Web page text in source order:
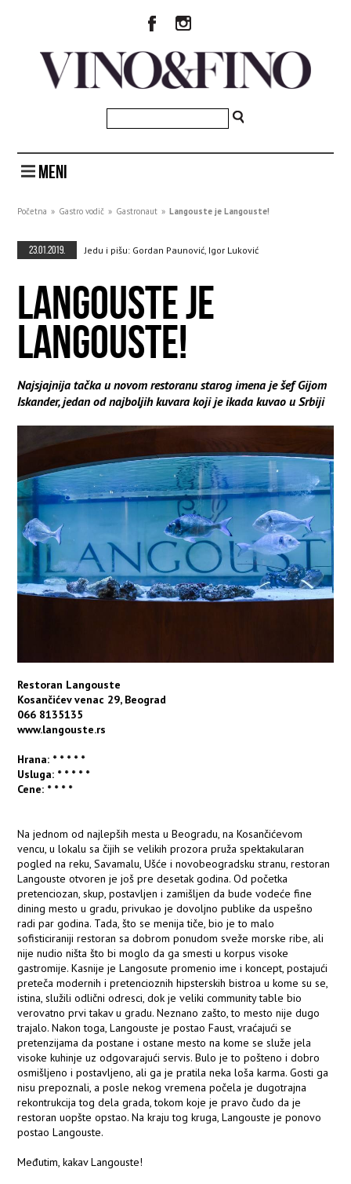
MENI
Početna » Gastro vodič » Gastronaut » Langouste je Langouste!
23.01.2019. Jedu i pišu: Gordan Paunović, Igor Luković
LANGOUSTE JE
LANGOUSTE!
Najsjajnija tačka u novom restoranu starog imena je šef Gijom
Iskander, jedan od najboljih kuvara koji je ikada kuvao u Srbiji
Restoran Langouste
Kosančićev venac 29, Beograd
066 8135135
www.langouste.rs
Hrana: * * * * *
Usluga: * * * * *
Cene: * * * *
Na jednom od najlepših mesta u Beogradu, na Kosančićevom
vencu, u lokalu sa čijih se velikih prozora pruža spektakularan
pogled na reku, Savamalu, Ušće i novobeogradsku stranu, restoran
Langouste otvoren je još pre desetak godina. Od početka
pretenciozan, skup, postavljen i zamišljen da bude vodeće fine
dining mesto u gradu, privukao je dovoljno publike da uspešno
radi par godina. Tada, što se menija tiče, bio je to malo
sofisticiraniji restoran sa dobrom ponudom sveže morske ribe, ali
nije nudio ništa što bi moglo da ga smesti u korpus visoke
gastromije. Kasnije je Langosute promenio ime i koncept, postajući
preteča modernih i pretencioznih hipsterskih bistroa u kome su se,
istina, služili odlični odresci, dok je veliki community table bio
verovatno prvi takav u gradu. Neznano zašto, to mesto nije dugo
trajalo. Nakon toga, Langouste je postao Faust, vraćajući se
pretenzijama da postane i ostane mesto na kome se služe jela
visoke kuhinje uz odgovarajući servis. Bulo je to pošteno i dobro
osmišljeno i postavljeno, ali ga je pratila neka loša karma. Gosti ga
nisu prepoznali, a posle nekog vremena počela je dugotrajna
rekontrukcija tog dela grada, tokom koje je pravo čudo da je
restoran uopšte opstao. Na kraju tog kruga, Langouste je ponovo
postao Langouste.
Međutim, kakav Langouste!